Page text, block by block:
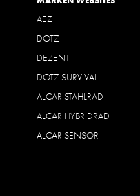
AEZ
DOTZ
DEZENT
DOTZ SURVIVAL
ALCAR STAHLRAD
ALCAR HYBRIDRAD
ALCAR SENSOR